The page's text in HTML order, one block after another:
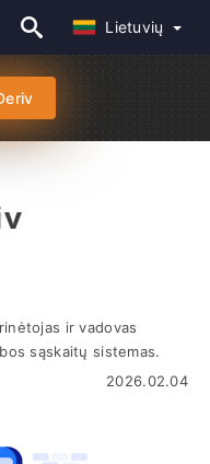
Lietuvių
ir vadovas
sąskaitų sistemas.
2026.02.04